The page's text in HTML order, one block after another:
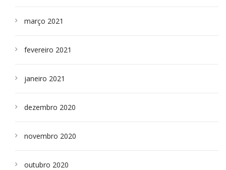
março 2021
fevereiro 2021
janeiro 2021
dezembro 2020
novembro 2020
outubro 2020